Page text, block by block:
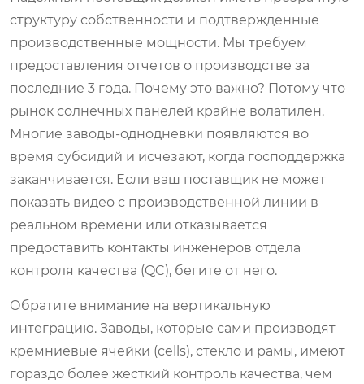
структуру собственности и подтвержденные
производственные мощности. Мы требуем
предоставления отчетов о производстве за
последние 3 года. Почему это важно? Потому что
рынок солнечных панелей крайне волатилен.
Многие заводы-однодневки появляются во
время субсидий и исчезают, когда господдержка
заканчивается. Если ваш поставщик не может
показать видео с производственной линии в
реальном времени или отказывается
предоставить контакты инженеров отдела
контроля качества (QC), бегите от него.
Обратите внимание на вертикальную
интеграцию. Заводы, которые сами производят
кремниевые ячейки (cells), стекло и рамы, имеют
гораздо более жесткий контроль качества, чем